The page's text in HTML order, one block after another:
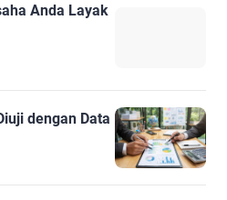
Anda Layak
dengan Data